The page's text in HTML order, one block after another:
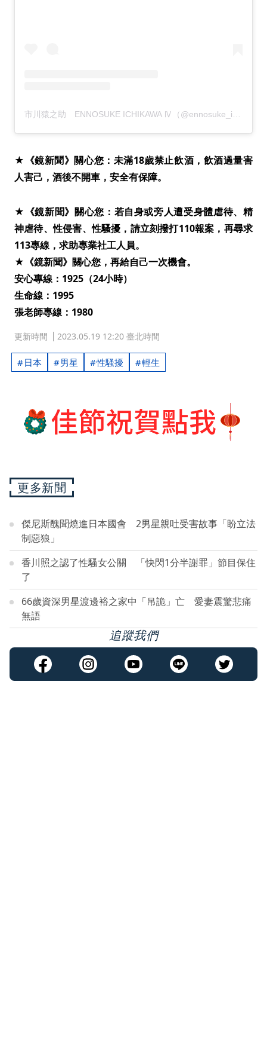
★《鏡新聞》關心您：未滿18歲禁止飲酒，飲酒過量害
人害己，酒後不開車，安全有保障。
★《鏡新聞》關心您：若自身或旁人遭受身體虐待、精
神虐待、性侵害、性騷擾，請立刻撥打110報案，再尋求
113專線，求助專業社工人員。
★《鏡新聞》關心您，再給自己一次機會。
安心專線：1925（24小時）
生命線：1995
張老師專線：1980
更新時間 2023.05.19 12:20 臺北時間
日本 男星 性騷擾 輕生
更多新聞
傑尼斯醜聞燒進日本國會 2男星親吐受害故事「盼立法
制惡狼」
香川照之認了性騷女公關 「快閃1分半謝罪」節目保住
了
66歲資深男星渡邊裕之家中「吊詭」亡 愛妻震驚悲痛
無語
追蹤我們